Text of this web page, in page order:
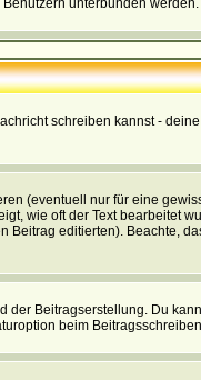
unterbunden werden.
schreiben kannst -
(eventuell nur für eine
wie oft der Text bearbeitet
editierten). Beachte,
der Beitragserstellung. Du
beim